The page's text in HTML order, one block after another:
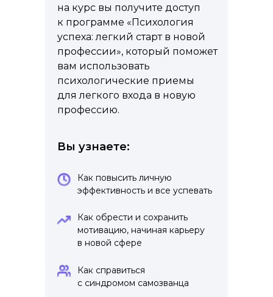
Как повысить личную
эффективность и все успевать
Как обрести и сохранить
мотивацию, начиная карьеру
в новой сфере
Как справиться
с синдромом самозванца
на курс вы получите доступ
к программе «Психология
успеха: легкий старт в новой
профессии», который поможет
вам использовать
психологические приемы
для легкого входа в новую
профессию.
Вы узнаете: